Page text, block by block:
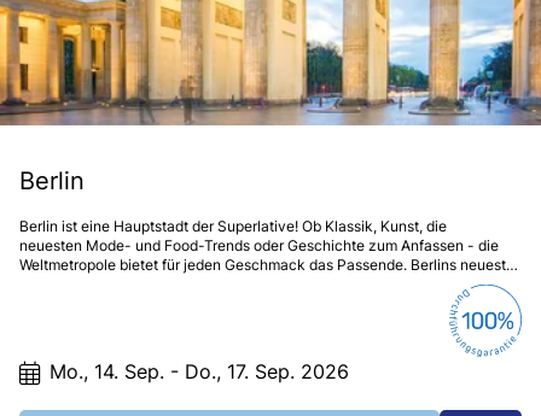
Berlin
Berlin ist eine Hauptstadt der Superlative! Ob Klassik, Kunst, die
neuesten Mode- und Food-Trends oder Geschichte zum Anfassen - die
Weltmetropole bietet für jeden Geschmack das Passende. Berlins neueste
Humboldt Forum auf dem Schlossplatz, das im Jahr 2021 nach langer
Bauzeit eröffnet wurde. Ein Highlight in der Berliner Kulturlandschaft, das
Mo., 14. Sep. - Do., 17. Sep. 2026